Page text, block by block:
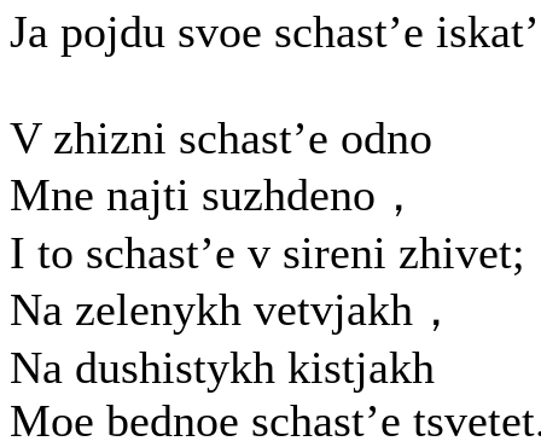
Ja pojdu svoe schast’e
V zhizni schast’e odno
Mne najti suzhdeno，
I to schast’e v sireni zhivet;
Na zelenykh vetvjakh，
Na dushistykh kistjakh
Moe bednoe schast’e